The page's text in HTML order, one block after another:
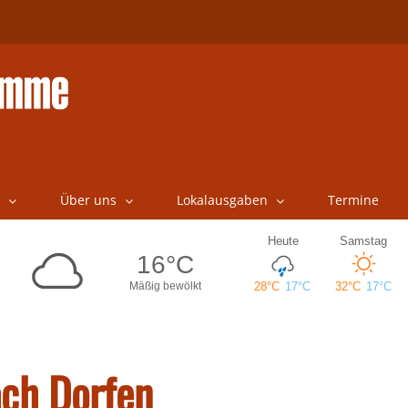
Über uns Lokalausgaben Termine
Dorfen